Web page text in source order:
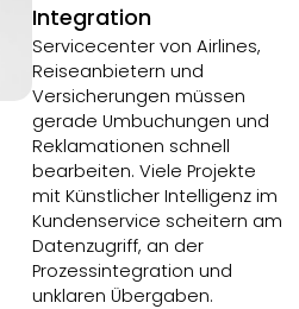
Integration
Servicecenter von Airlines,
Reiseanbietern und
Versicherungen müssen
gerade Umbuchungen und
Reklamationen schnell
bearbeiten. Viele Projekte
mit Künstlicher Intelligenz im
Kundenservice scheitern am
Datenzugriff, an der
Prozessintegration und
unklaren Übergaben.